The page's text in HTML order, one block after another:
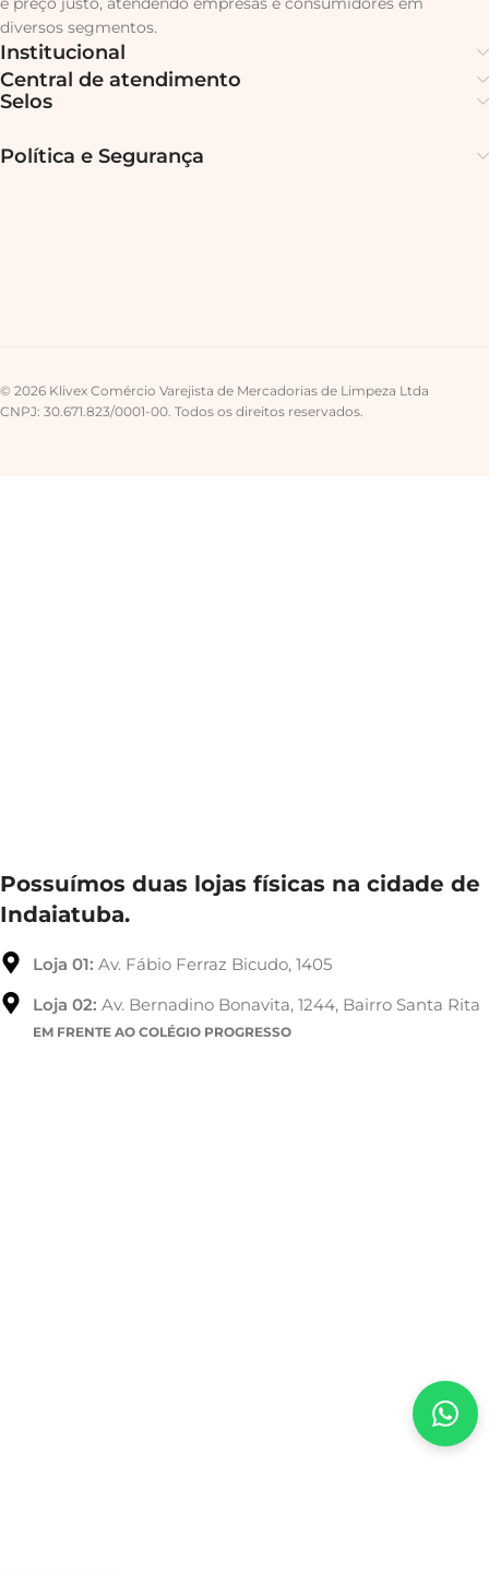
diversos segmentos.
Institucional
Central de atendimento
Selos
Política e Segurança
© 2026 Klivex Comércio Varejista de Mercadorias de Limpeza Ltda
CNPJ: 30.671.823/0001-00. Todos os direitos reservados.
Possuímos duas lojas físicas na cidade de
Indaiatuba.
Loja 01: Av. Fábio Ferraz Bicudo, 1405
Loja 02: Av. Bernadino Bonavita, 1244, Bairro Santa Rita
EM FRENTE AO COLÉGIO PROGRESSO